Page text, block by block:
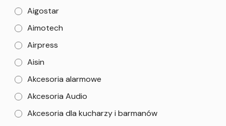
Aigostar
Aimotech
Airpress
Aisin
Akcesoria alarmowe
Akcesoria Audio
Akcesoria dla kucharzy i barmanów